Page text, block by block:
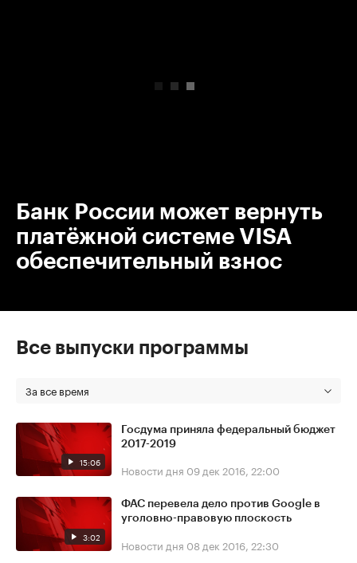
Банк России может вернуть
платёжной системе VISA
обеспечительный взнос
Все выпуски программы
За все время
15:06
Госдума приняла федеральный бюджет
2017-2019
Новости дня 09 дек 2016, 22:00
3:02
ФАС перевела дело против Google в
уголовно-правовую плоскость
Новости дня 08 дек 2016, 22:30